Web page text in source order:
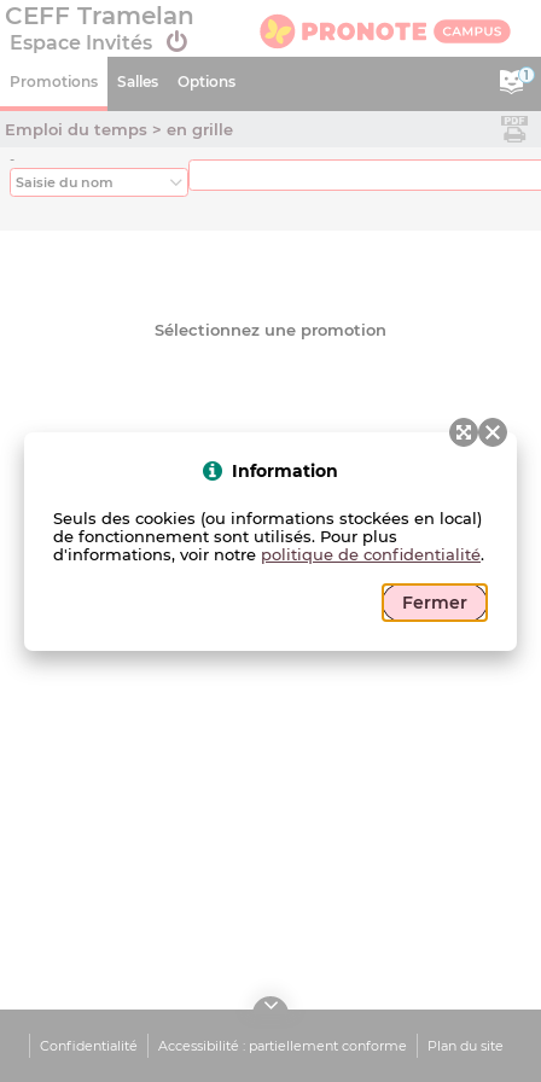
Information
Seuls des cookies (ou informations stockées en local)
de fonctionnement sont utilisés. Pour plus
d'informations, voir notre politique de confidentialité.
Fermer
CEFF Tramelan
Espace Invités
Promotions
EMPLOI DU TEMPS
en grille
Récapitulatif des cours
Salles
EMPLOI DU TEMPS
en grille
Options
Compte
1
Emploi du temps > en grille
Saisie du nom
Sélectionnez une promotion
Confidentialité Accessibilité : partiellement conforme Plan du site